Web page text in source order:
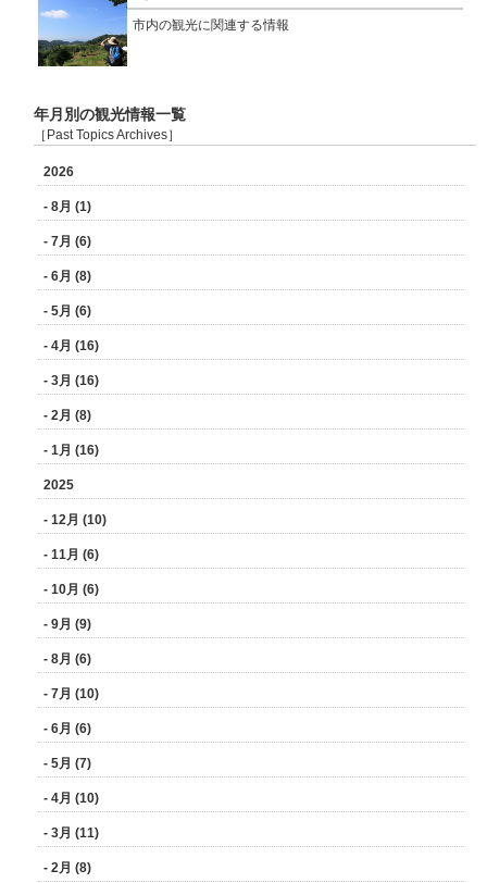
市内の観光に関連する情報
年月別の観光情報一覧
［Past Topics Archives］
2026
- 8月 (1)
- 7月 (6)
- 6月 (8)
- 5月 (6)
- 4月 (16)
- 3月 (16)
- 2月 (8)
- 1月 (16)
2025
- 12月 (10)
- 11月 (6)
- 10月 (6)
- 9月 (9)
- 8月 (6)
- 7月 (10)
- 6月 (6)
- 5月 (7)
- 4月 (10)
- 3月 (11)
- 2月 (8)